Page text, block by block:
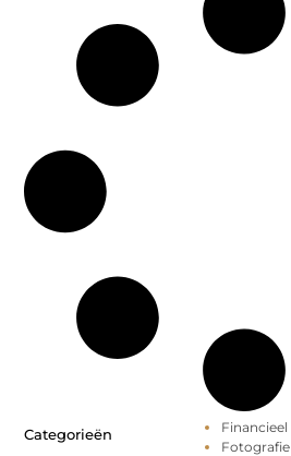
Categorieën
Financieel
Fotografie